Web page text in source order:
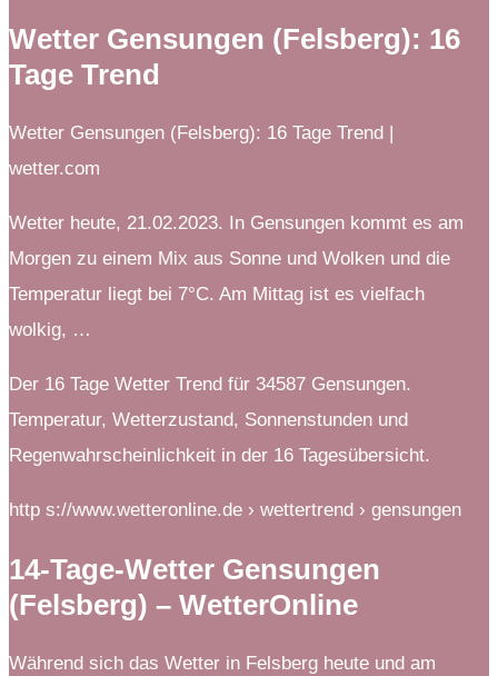
Wetter Gensungen (Felsberg): 16
Tage Trend
Wetter Gensungen (Felsberg): 16 Tage Trend |
wetter.com
Wetter heute, 21.02.2023. In Gensungen kommt es am
Morgen zu einem Mix aus Sonne und Wolken und die
Temperatur liegt bei 7°C. Am Mittag ist es vielfach
wolkig, …
Der 16 Tage Wetter Trend für 34587 Gensungen.
Temperatur, Wetterzustand, Sonnenstunden und
Regenwahrscheinlichkeit in der 16 Tagesübersicht.
http s://www.wetteronline.de › wettertrend › gensungen
14-Tage-Wetter Gensungen
(Felsberg) – WetterOnline
Während sich das Wetter in Felsberg heute und am